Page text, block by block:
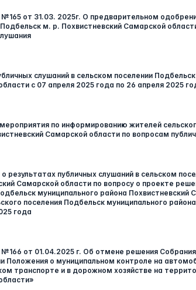
от 31.03. 2025г. О предварительном
Подбельск м. р. Похвистневский Самарской
слушаний в сельском поселении
с 07 апреля 2025 года по 26 апреля 2025
по информированию жителей
Самарской области по вопросам
результатах публичных слушаний в сельском
Самарской области по вопросу о проекте
муниципального района Похвистневский
поселения Подбельск муниципального
года
от 01.04.2025 г. Об отмене решения
Положения о муниципальном контроле на
транспорте и в дорожном хозяйстве на